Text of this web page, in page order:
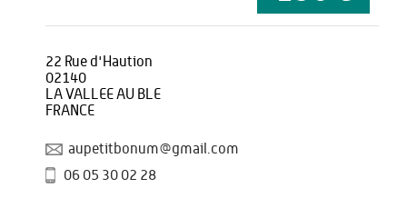
22 Rue d'Haution
02140
LA VALLEE AU BLE
FRANCE
aupetitbonum@gmail.com
06 05 30 02 28